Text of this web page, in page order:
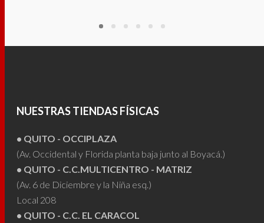
múltiples
variantes.
pueden
la
página
producto
NUESTRAS TIENDAS FÍSICAS
• QUITO - OCCIPLAZA
(Av. Occidental y Florida planta baja junto al Boyacá.)
• QUITO - C.C.MULTICENTRO - MATRIZ
(Av. 6 de Diciembre y la Niña esq.)
Local 208
• QUITO - C.C. EL CARACOL